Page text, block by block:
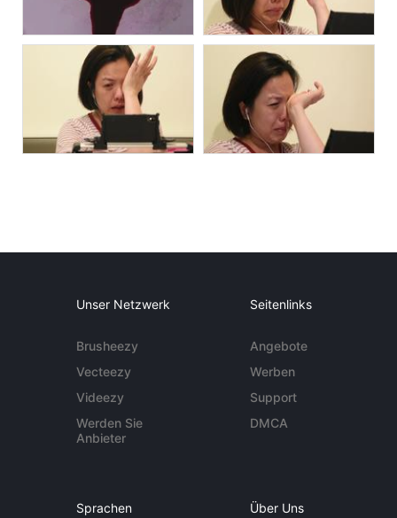
Unser Netzwerk
Brusheezy
Vecteezy
Videezy
Werden Sie
Anbieter
Seitenlinks
Angebote
Werben
Support
DMCA
Sprachen Über Uns